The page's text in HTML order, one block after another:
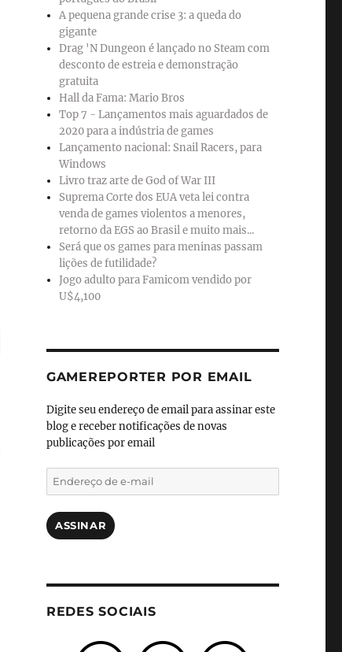
A pequena grande crise 3: a queda do
gigante
Drag 'N Dungeon é lançado no Steam com
desconto de estreia e demonstração
gratuita
Hall da Fama: Mario Bros
Top 7 - Lançamentos mais aguardados de
2020 para a indústria de games
Lançamento nacional: Snail Racers, para
Windows
Livro traz arte de God of War III
Suprema Corte dos EUA veta lei contra
venda de games violentos a menores,
retorno da EGS ao Brasil e muito mais...
Será que os games para meninas passam
lições de futilidade?
Jogo adulto para Famicom vendido por
U$4,100
GAMEREPORTER POR EMAIL
Digite seu endereço de email para assinar este
blog e receber notificações de novas
publicações por email
Endereço
de
e-
mail
ASSINAR
REDES SOCIAIS